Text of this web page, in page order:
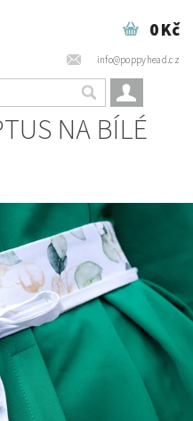
info@poppyhead.cz
0 Kč
NA BÍLÉ